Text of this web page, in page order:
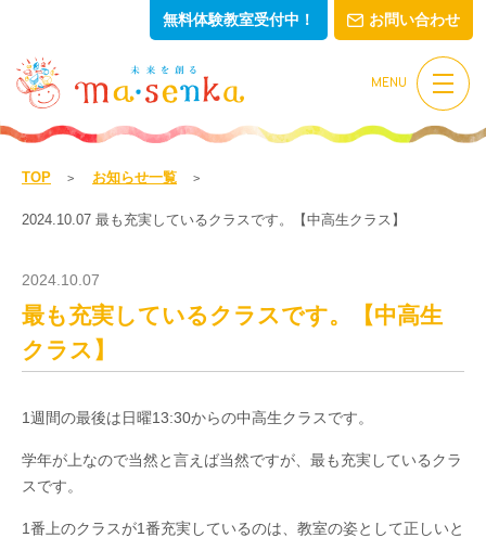
MENU
無料体験教室受付中！ お問い合わせ
TOP お知らせ一覧
2024.10.07 最も充実しているクラスです。【中高生クラス】
2024.10.07
最も充実しているクラスです。【中高生
クラス】
1週間の最後は日曜13:30からの中高生クラスです。
学年が上なので当然と言えば当然ですが、最も充実しているクラ
スです。
1番上のクラスが1番充実しているのは、教室の姿として正しいと